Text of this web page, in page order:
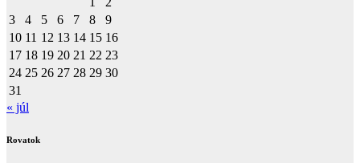
3
4 5 6 7 8
9
10 11 12 13 14 15 16
17 18 19 20 21 22 23
24 25 26 27 28 29 30
31
« júl
Rovatok